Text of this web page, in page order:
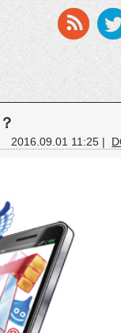
2016.09.01 11:25 |